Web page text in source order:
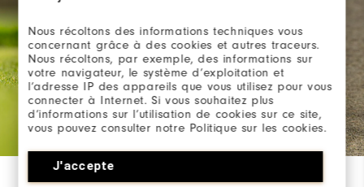
Nous récoltons des informations techniques vous
concernant grâce à des cookies et autres traceurs.
Nous récoltons, par exemple, des informations sur
votre navigateur, le système d’exploitation et
l’adresse IP des appareils que vous utilisez pour vous
connecter à Internet. Si vous souhaitez plus
d’informations sur l’utilisation de cookies sur ce site,
vous pouvez consulter notre Politique sur les cookies.
J'accepte